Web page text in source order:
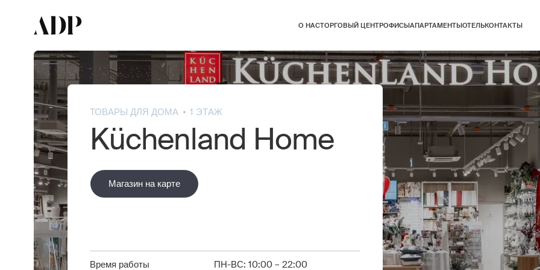
О НАСТОРГОВЫЙ ЦЕНТРОФИСЫАПАРТАМЕНТЫОТЕЛЬКОНТАКТЫ
ТОВАРЫ ДЛЯ ДОМА 1 ЭТАЖ
Küchenland Home
Магазин на карте
Время работы ПН-ВС: 10:00 – 22:00